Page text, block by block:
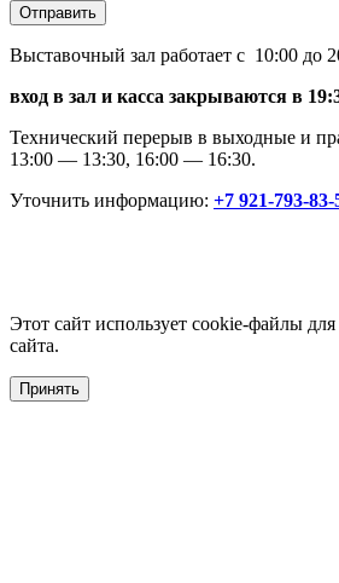
Отправить
Выставочный зал работает с 10:00 до
вход в зал и касса закрываются в
Технический перерыв в выходные и
13:00 — 13:30, 16:00 — 16:30.
Уточнить информацию: +7 921-793-83-
Этот сайт использует cookie-файлы
сайта.
Принять